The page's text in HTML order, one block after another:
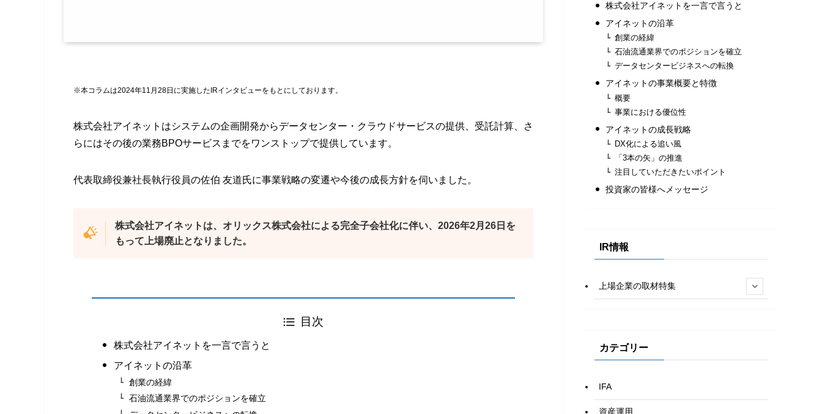
※本コラムは2024年11月28日に実施したIRインタビューをもとにしております。
株式会社アイネットはシステムの企画開発からデータセンター・クラウドサービスの提供、受託計算、さ
らにはその後の業務BPOサービスまでをワンストップで提供しています。
代表取締役兼社長執行役員の佐伯 友道氏に事業戦略の変遷や今後の成長方針を伺いました。
株式会社アイネットは、オリックス株式会社による完全子会社化に伴い、2026年2月26日を
もって上場廃止となりました。
目次
株式会社アイネットを一言で言うと
アイネットの沿革
創業の経緯
石油流通業界でのポジションを確立
株式会社アイネットを一言で言うと
アイネットの沿革
創業の経緯
石油流通業界でのポジションを確立
データセンタービジネスへの転換
アイネットの事業概要と特徴
概要
事業における優位性
アイネットの成長戦略
DX化による追い風
「3本の矢」の推進
注目していただきたいポイント
投資家の皆様へメッセージ
IR情報
上場企業の取材特集
カテゴリー
IFA
資産運用